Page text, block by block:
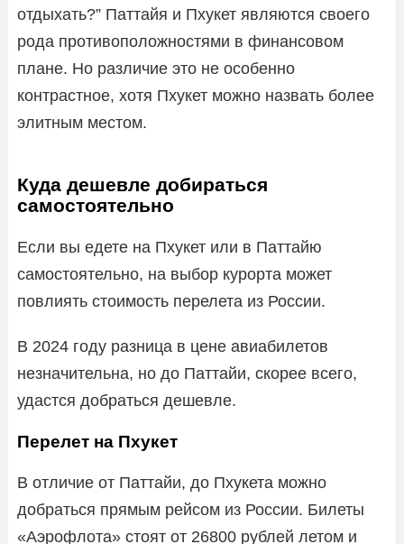
отдыхать?” Паттайя и Пхукет являются своего
рода противоположностями в финансовом
плане. Но различие это не особенно
контрастное, хотя Пхукет можно назвать более
элитным местом.
Куда дешевле добираться
самостоятельно
Если вы едете на Пхукет или в Паттайю
самостоятельно, на выбор курорта может
повлиять стоимость перелета из России.
В 2024 году разница в цене авиабилетов
незначительна, но до Паттайи, скорее всего,
удастся добраться дешевле.
Перелет на Пхукет
В отличие от Паттайи, до Пхукета можно
добраться прямым рейсом из России. Билеты
«Аэрофлота» стоят от 26800 рублей летом и